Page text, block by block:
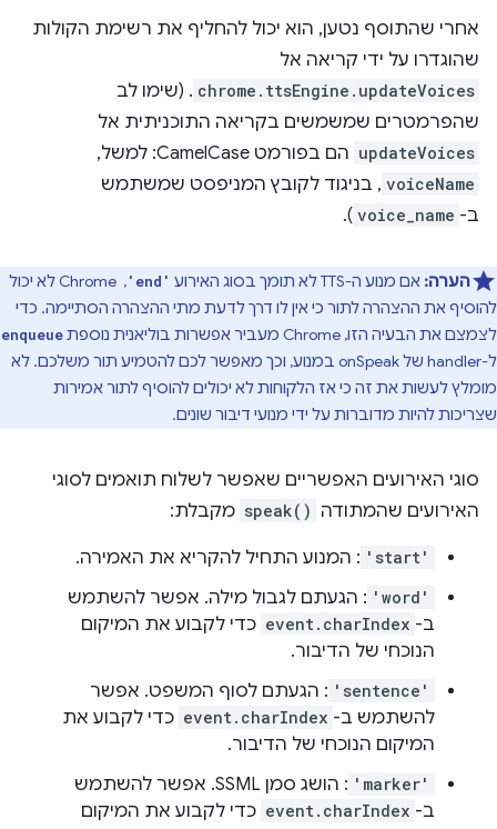
אחרי שהתוסף נטען, הוא יכול להחליף את רשימת הקולות
שהוגדרו על ידי קריאה אל
chrome.ttsEngine.updateVoices . (שימו לב
שהפרמטרים שמשמשים בקריאה התוכניתית אל
updateVoices הם בפורמט CamelCase: למשל,
voiceName , בניגוד לקובץ המניפסט שמשתמש
ב- voice_name
).
הערה: אם מנוע ה-TTS לא תומך בסוג האירוע 'end'
, ‏ Chrome לא יכול
להוסיף את ההצהרה לתור כי אין לו דרך לדעת מתי ההצהרה הסתיימה. כדי
לצמצם את הבעיה הזו, Chrome מעביר אפשרות בוליאנית נוספת
enqueue
ל-handler של onSpeak במנוע, וכך מאפשר לכם להטמיע תור משלכם. לא
מומלץ לעשות את זה כי אז הלקוחות לא יכולים להוסיף לתור אמירות
שצריכות להיות מדוברות על ידי מנועי דיבור שונים.
סוגי האירועים האפשריים שאפשר לשלוח תואמים לסוגי
האירועים שהמתודה speak() מקבלת:
'start' : המנוע התחיל להקריא את האמירה.
'word' : הגעתם לגבול מילה. אפשר להשתמש
ב- event.charIndex כדי לקבוע את המיקום
הנוכחי של הדיבור.
'sentence' : הגעתם לסוף המשפט. אפשר
להשתמש ב- event.charIndex כדי לקבוע את
המיקום הנוכחי של הדיבור.
'marker'
: הושג סמן SSML. אפשר להשתמש
ב- event.charIndex כדי לקבוע את המיקום